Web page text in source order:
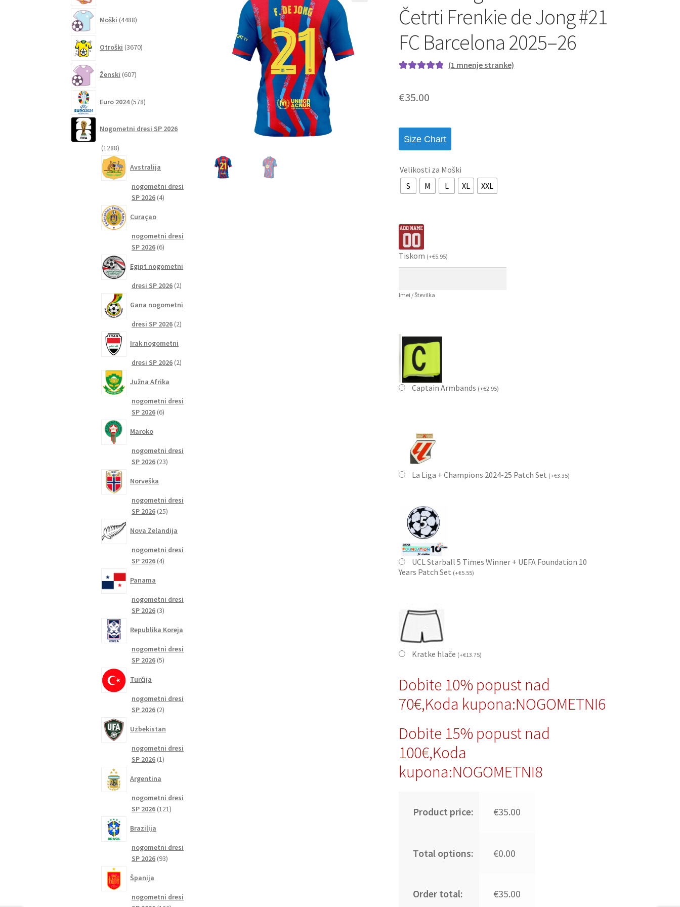
Četrti Frenkie de Jong #21
FC Barcelona 2025–26
podlagi ocene
(1 mnenje stranke)
€35.00
Size Chart
Velikosti za Moški
S
M L XL XXL
Tiskom (+€5.95)
Imei / Številka
Captain Armbands (+€2.95)
La Liga + Champions 2024-25 Patch Set (+€3.35)
UCL Starball 5 Times Winner + UEFA Foundation 10
Years Patch Set (+€5.55)
Kratke hlače (+€13.75)
Dobite 10% popust nad
70€,Koda kupona:NOGOMETNI6
Dobite 15% popust nad
100€,Koda
kupona:NOGOMETNI8
Product price: €35.00
Total options: €0.00
Order total: €35.00
Moški 4488izdelkov
Otroški 3670izdelkov
Ženski 607izdelkov
Euro 2024 578izdelkov
Nogometni dresi SP 2026
12881288
izdelkov
Avstralija
nogometni dresi
SP 2026 44
Curaçao
nogometni dresi
SP 2026 66
Egipt nogometni
dresi SP 2026 22
Gana nogometni
dresi SP 2026 22
Irak nogometni
dresi SP 2026 22
Južna Afrika
nogometni dresi
SP 2026 66
Maroko
nogometni dresi
SP 2026 2323
Norveška
nogometni dresi
SP 2026 2525
Nova Zelandija
nogometni dresi
SP 2026 44
Panama
nogometni dresi
SP 2026 33
Republika Koreja
nogometni dresi
SP 2026 55
Turčija
nogometni dresi
SP 2026 22
Uzbekistan
nogometni dresi
SP 2026 11
Argentina
nogometni dresi
SP 2026 121121
Brazilija
nogometni dresi
SP 2026 9393
Španija
nogometni dresi